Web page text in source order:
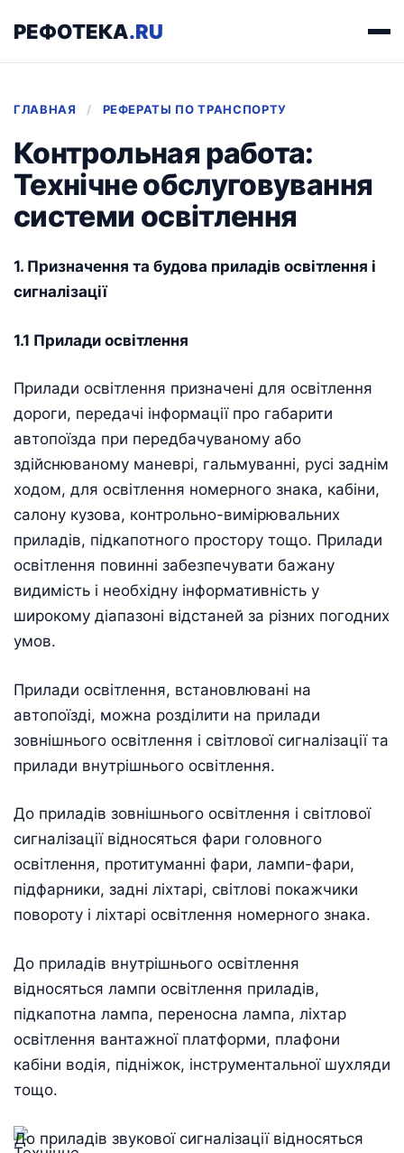
РЕФОТЕКА.RU
ГЛАВНАЯ / РЕФЕРАТЫ ПО ТРАНСПОРТУ
Контрольная работа:
Технічне обслуговування
системи освітлення
1. Призначення та будова приладів освітлення і
сигналізації
1.1 Прилади освітлення
Прилади освітлення призначені для освітлення
дороги, передачі інформації про габарити
автопоїзда при передбачуваному або
здійснюваному маневрі, гальмуванні, русі заднім
ходом, для освітлення номерного знака, кабіни,
салону кузова, контрольно-вимірювальних
приладів, підкапотного простору тощо. Прилади
освітлення повинні забезпечувати бажану
видимість і необхідну інформативність у
широкому діапазоні відстаней за різних погодних
умов.
Прилади освітлення, встановлювані на
автопоїзді, можна розділити на прилади
зовнішнього освітлення і світлової сигналізації та
прилади внутрішнього освітлення.
До приладів зовнішнього освітлення і світлової
сигналізації відносяться фари головного
освітлення, протитуманні фари, лампи-фари,
підфарники, задні ліхтарі, світлові покажчики
повороту і ліхтарі освітлення номерного знака.
До приладів внутрішнього освітлення
відносяться лампи освітлення приладів,
підкапотна лампа, переносна лампа, ліхтар
освітлення вантажної платформи, плафони
кабіни водія, підніжок, інструментальної шухляди
тощо.
До приладів звукової сигналізації відносяться